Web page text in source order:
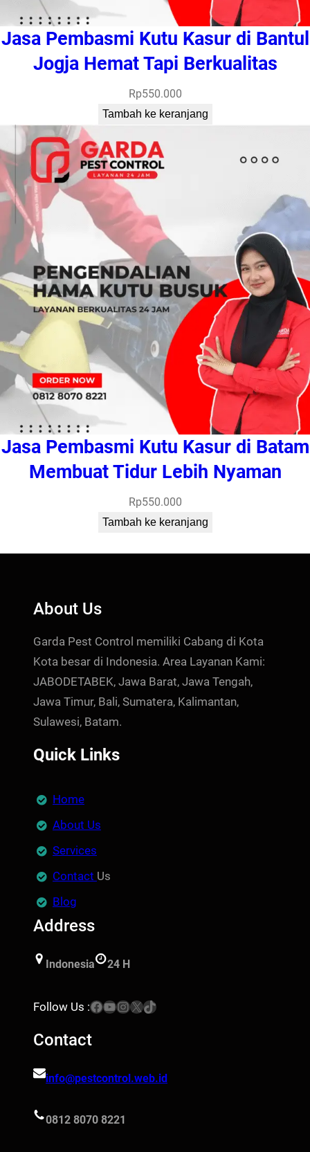
Jasa Pembasmi Kutu Kasur di Bantul
Jogja Hemat Tapi Berkualitas
Rp550.000
Tambah ke keranjang
Jasa Pembasmi Kutu Kasur di Batam
Membuat Tidur Lebih Nyaman
Rp550.000
Tambah ke keranjang
About Us
Garda Pest Control memiliki Cabang di Kota
Kota besar di Indonesia. Area Layanan Kami:
JABODETABEK, Jawa Barat, Jawa Tengah,
Jawa Timur, Bali, Sumatera, Kalimantan,
Sulawesi, Batam.
Quick Links
Home
About Us
Services
Contact Us
Blog
Address
Indonesia 24 H
Follow Us :Facebook YouTube Instagram X TikTok
Contact
info@pestcontrol.web.id
0812 8070 8221